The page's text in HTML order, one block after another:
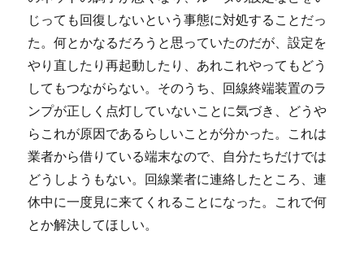
じっても回復しないという事態に対処することだっ
た。何とかなるだろうと思っていたのだが、設定を
やり直したり再起動したり、あれこれやってもどう
してもつながらない。そのうち、回線終端装置のラ
ンプが正しく点灯していないことに気づき、どうや
らこれが原因であるらしいことが分かった。これは
業者から借りている端末なので、自分たちだけでは
どうしようもない。回線業者に連絡したところ、連
休中に一度見に来てくれることになった。これで何
とか解決してほしい。